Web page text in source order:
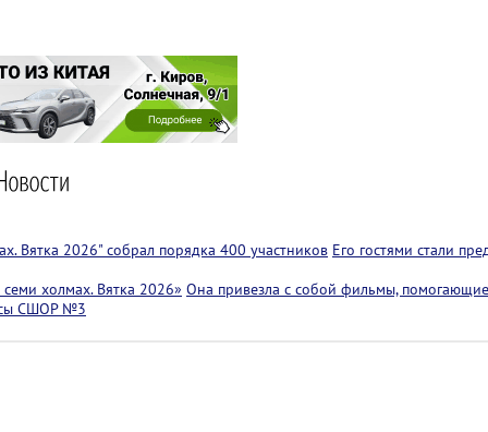
Вятка 2026" собрал порядка 400 участников Его гостями стали
холмах. Вятка 2026» Она привезла с собой фильмы,
СШОР №3